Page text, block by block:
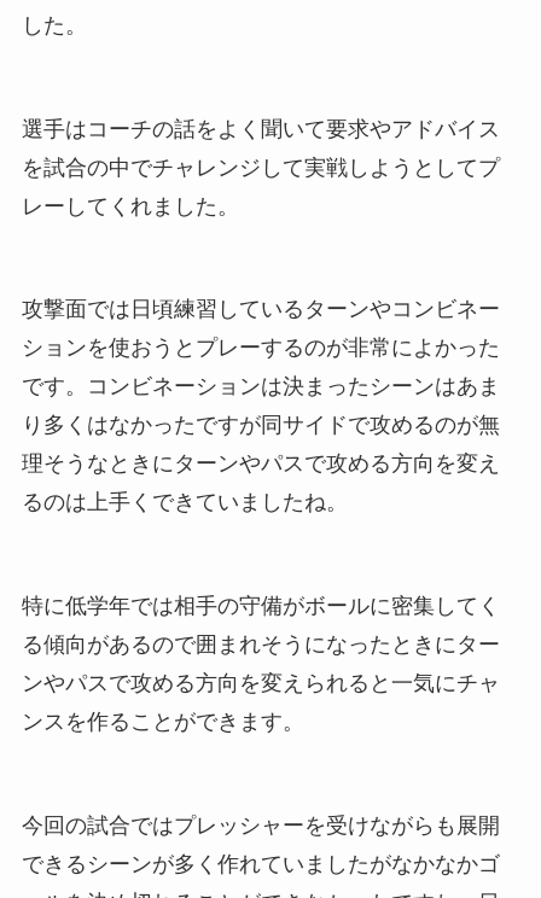
した。
選手はコーチの話をよく聞いて要求やアドバイス
を試合の中でチャレンジして実戦しようとしてプ
レーしてくれました。
攻撃面では日頃練習しているターンやコンビネー
ションを使おうとプレーするのが非常によかった
です。コンビネーションは決まったシーンはあま
り多くはなかったですが同サイドで攻めるのが無
理そうなときにターンやパスで攻める方向を変え
るのは上手くできていましたね。
特に低学年では相手の守備がボールに密集してく
る傾向があるので囲まれそうになったときにター
ンやパスで攻める方向を変えられると一気にチャ
ンスを作ることができます。
今回の試合ではプレッシャーを受けながらも展開
できるシーンが多く作れていましたがなかなかゴ